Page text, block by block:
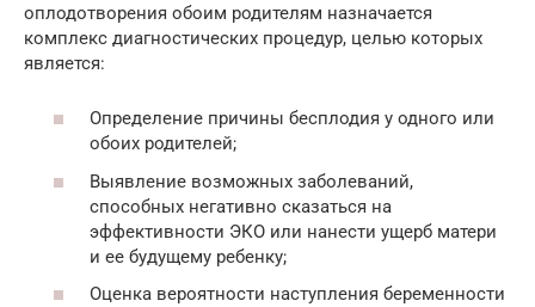
оплодотворения обоим родителям назначается
комплекс диагностических процедур, целью которых
является:
Определение причины бесплодия у одного или
обоих родителей;
Выявление возможных заболеваний,
способных негативно сказаться на
эффективности ЭКО или нанести ущерб матери
и ее будущему ребенку;
Оценка вероятности наступления беременности